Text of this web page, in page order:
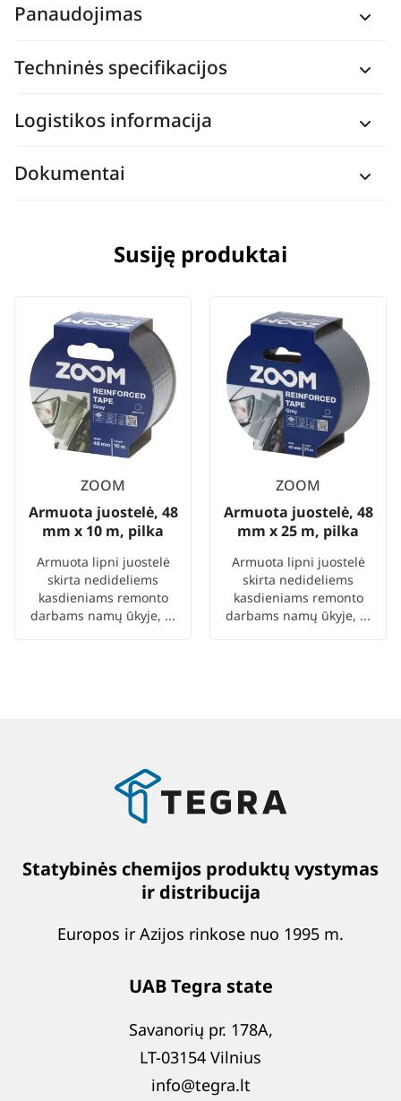
Panaudojimas
Techninės specifikacijos
Logistikos informacija
Dokumentai
Susiję produktai
ZOOM
Armuota juostelė, 48
mm x 10 m, pilka
Armuota lipni juostelė
skirta nedideliems
kasdieniams remonto
darbams namų ūkyje, ...
ZOOM
Armuota juostelė, 48
mm x 25 m, pilka
Armuota lipni juostelė
skirta nedideliems
kasdieniams remonto
darbams namų ūkyje, ...
Statybinės chemijos produktų vystymas
ir distribucija
Europos ir Azijos rinkose nuo 1995 m.
UAB Tegra state
Savanorių pr. 178A,
LT-03154 Vilnius
info@tegra.lt